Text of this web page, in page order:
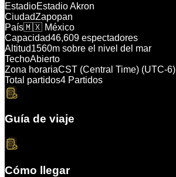
EstadioEstadio Akron
CiudadZapopan
País🇲🇽 México
Capacidad46,609 espectadores
Altitud1560m sobre el nivel del mar
TechoAbierto
Zona horariaCST (Central Time) (UTC-6)
Total partidos4 Partidos
Guía de viaje
Cómo llegar